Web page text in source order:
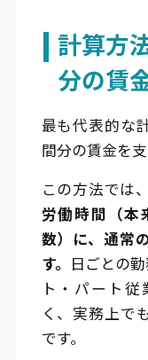
計算方
分の賃
最も代表的な
間分の賃金を
この方法では
労働時間（本
数）に、通常
す。 日ごとの
ト・パート
く、実務上で
です。